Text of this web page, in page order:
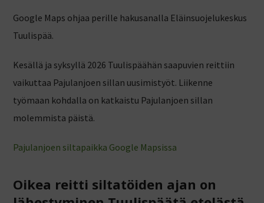
Google Maps ohjaa perille hakusanalla Eläinsuojelukeskus
Tuulispää.
Kesällä ja syksyllä 2026 Tuulispäähän saapuvien reittiin
vaikuttaa Pajulanjoen sillan uusimistyöt. Liikenne
työmaan kohdalla on katkaistu Pajulanjoen sillan
molemmista päistä.
Pajulanjoen siltapaikka Google Mapsissa
Oikea reitti siltatöiden ajan on